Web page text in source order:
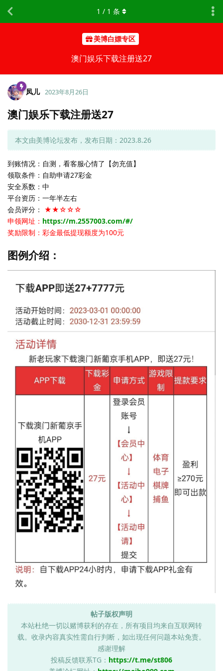
美博白嫖专区
澳门娱乐下载注册送27
1 / 1 条
凤儿 2023年8月26日
澳门娱乐下载注册送27
本文由美博论坛发布，发布日期：2023.8.26
到账情况：自测，看客服心情了【勿充值】
领取条件：自助申请27彩金
安全系数：中
平台资历：一年半左右
会员评分： ★★☆☆☆
申领网址： https://m.2557003.com/#/
奖励限制：彩金最低提现额度为100元
图例介绍：
帖子版权声明
本站杜绝一切以赌博获利的存在，所有项目均来自互联网转
载。收录内容真实性需自行判断，如出现任何问题本站免责。
感谢理解
投稿反馈联系TG： https://t.me/st806